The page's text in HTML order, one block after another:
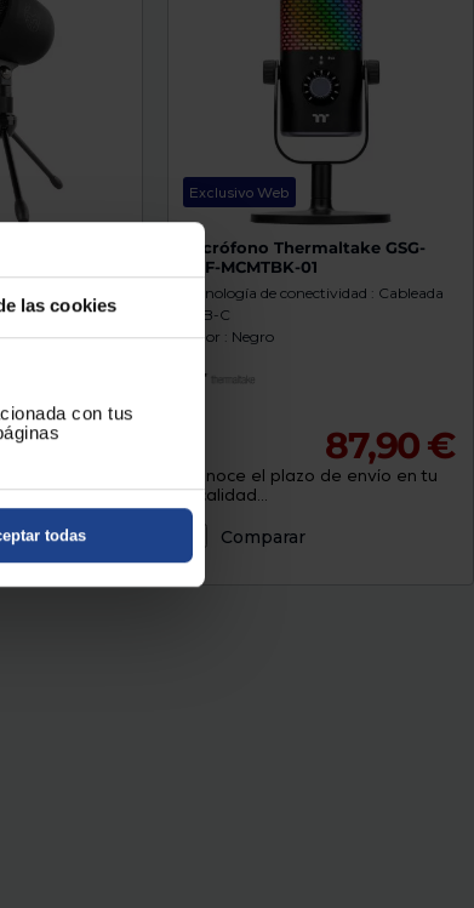
las cookies
con tus
todas
€
Exclusivo Web
Micrófono Thermaltake GSG-
GSF-MCMTBK-01
Tecnología de conectividad : Cableada
USB-C
Color : Negro
87,90 €
Conoce el plazo de envío en tu
localidad...
Comparar